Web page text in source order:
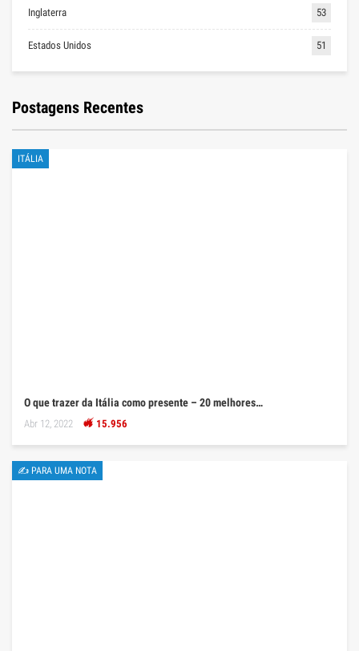
Inglaterra 53
Estados Unidos 51
Postagens Recentes
ITÁLIA
O que trazer da Itália como presente – 20 melhores…
Abr 12, 2022 15.956
✍ PARA UMA NOTA